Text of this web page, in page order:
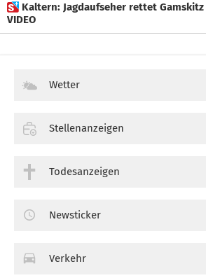
 Kaltern: Jagdaufseher rettet Gamskitz vor sicherem Tod -
VIDEO
Wetter
Stellenanzeigen
Todesanzeigen
Newsticker
Verkehr